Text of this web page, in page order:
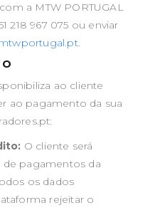
a MTW PORTUGAL
218 967 075 ou enviar
.
ao cliente
ao pagamento da sua
O cliente será
pagamentos da
os dados
rejeitar o